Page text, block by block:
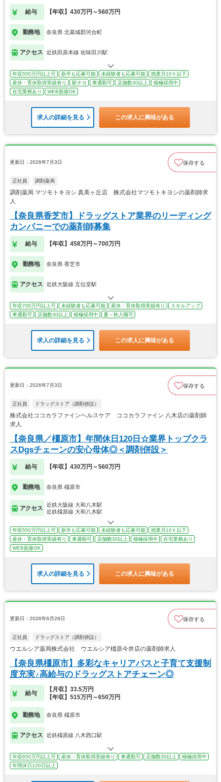
給与 【年収】430万円～560万円
勤務地 奈良県 北葛城郡河合町
アクセス 近鉄田原本線 佐味田川駅
年収550万円以上可 新卒も応募可能 未経験者も応募可能
残業月10ｈ以下
産休・育休取得実績有り
駅チカ 車通勤可 店舗数30以上
積極採用中
在宅業務あり
WEB面接OK
求人の詳細を見る この求人に興味がある
更新日：2026年7月3日 保存する
正社員 調剤薬局
調剤薬局 マツモトキヨシ 真美ヶ丘店 株式会社マツモトキヨシの薬剤師求
人
【奈良県香芝市】ドラッグストア業界のリーディング
カンパニーでの薬剤師募集
給与 【年収】458万円～700万円
勤務地 奈良県 香芝市
アクセス 近鉄大阪線 五位堂駅
年収700万円以上可 未経験者も応募可能 産休・育休取得実績有り
スキルアップ
車通勤可
店舗数30以上 積極採用中 夏～秋入職可
求人の詳細を見る この求人に興味がある
更新日：2026年7月3日 保存する
正社員 ドラッグストア（調剤併設）
株式会社ココカラファインヘルスケア ココカラファイン 八木店の薬剤師
求人
【奈良県／橿原市】年間休日120日☆業界トップクラ
スDgsチェーンの安心母体◎＜調剤併設＞
給与 【年収】430万円～560万円
勤務地 奈良県 橿原市
アクセス
近鉄大阪線 大和八木駅
近鉄橿原線 大和八木駅
年収550万円以上可 新卒も応募可能 未経験者も応募可能
残業月10ｈ以下
産休・育休取得実績有り
車通勤可 店舗数30以上 積極採用中
在宅業務あり
WEB面接OK
求人の詳細を見る この求人に興味がある
更新日：2026年6月28日 保存する
正社員 ドラッグストア（調剤併設）
ウエルシア薬局株式会社 ウエルシア橿原今井店の薬剤師求人
【奈良県橿原市】多彩なキャリアパスと子育て支援制
度充実♪高給与のドラッグストアチェーン◎
給与
【月収】33.5万円
【年収】515万円～650万円
勤務地 奈良県 橿原市
アクセス 近鉄橿原線 八木西口駅
年収650万円以上可 産休・育休取得実績有り 車通勤可 店舗数30以上
積極採用中
年間休日120日以上